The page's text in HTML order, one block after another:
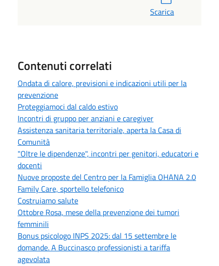
Scarica
Contenuti correlati
Ondata di calore, previsioni e indicazioni utili per la
prevenzione
Proteggiamoci dal caldo estivo
Incontri di gruppo per anziani e caregiver
Assistenza sanitaria territoriale, aperta la Casa di
Comunità
"Oltre le dipendenze", incontri per genitori, educatori e
docenti
Nuove proposte del Centro per la Famiglia OHANA 2.0
Family Care, sportello telefonico
Costruiamo salute
Ottobre Rosa, mese della prevenzione dei tumori
femminili
Bonus psicologo INPS 2025: dal 15 settembre le
domande. A Buccinasco professionisti a tariffa
agevolata